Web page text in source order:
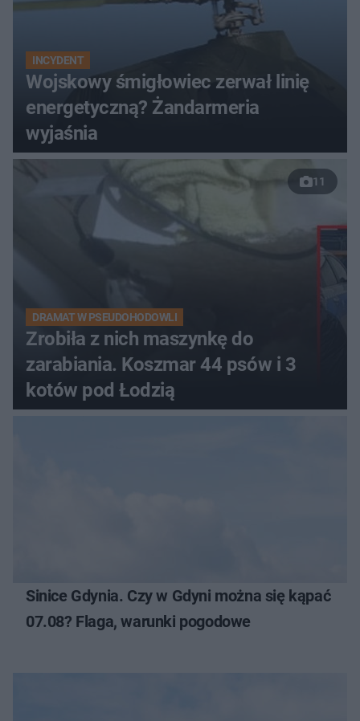
INCYDENT
Wojskowy śmigłowiec zerwał linię
energetyczną? Żandarmeria
wyjaśnia
11
DRAMAT W PSEUDOHODOWLI
Zrobiła z nich maszynkę do
zarabiania. Koszmar 44 psów i 3
kotów pod Łodzią
Sinice Gdynia. Czy w Gdyni można się kąpać
07.08? Flaga, warunki pogodowe